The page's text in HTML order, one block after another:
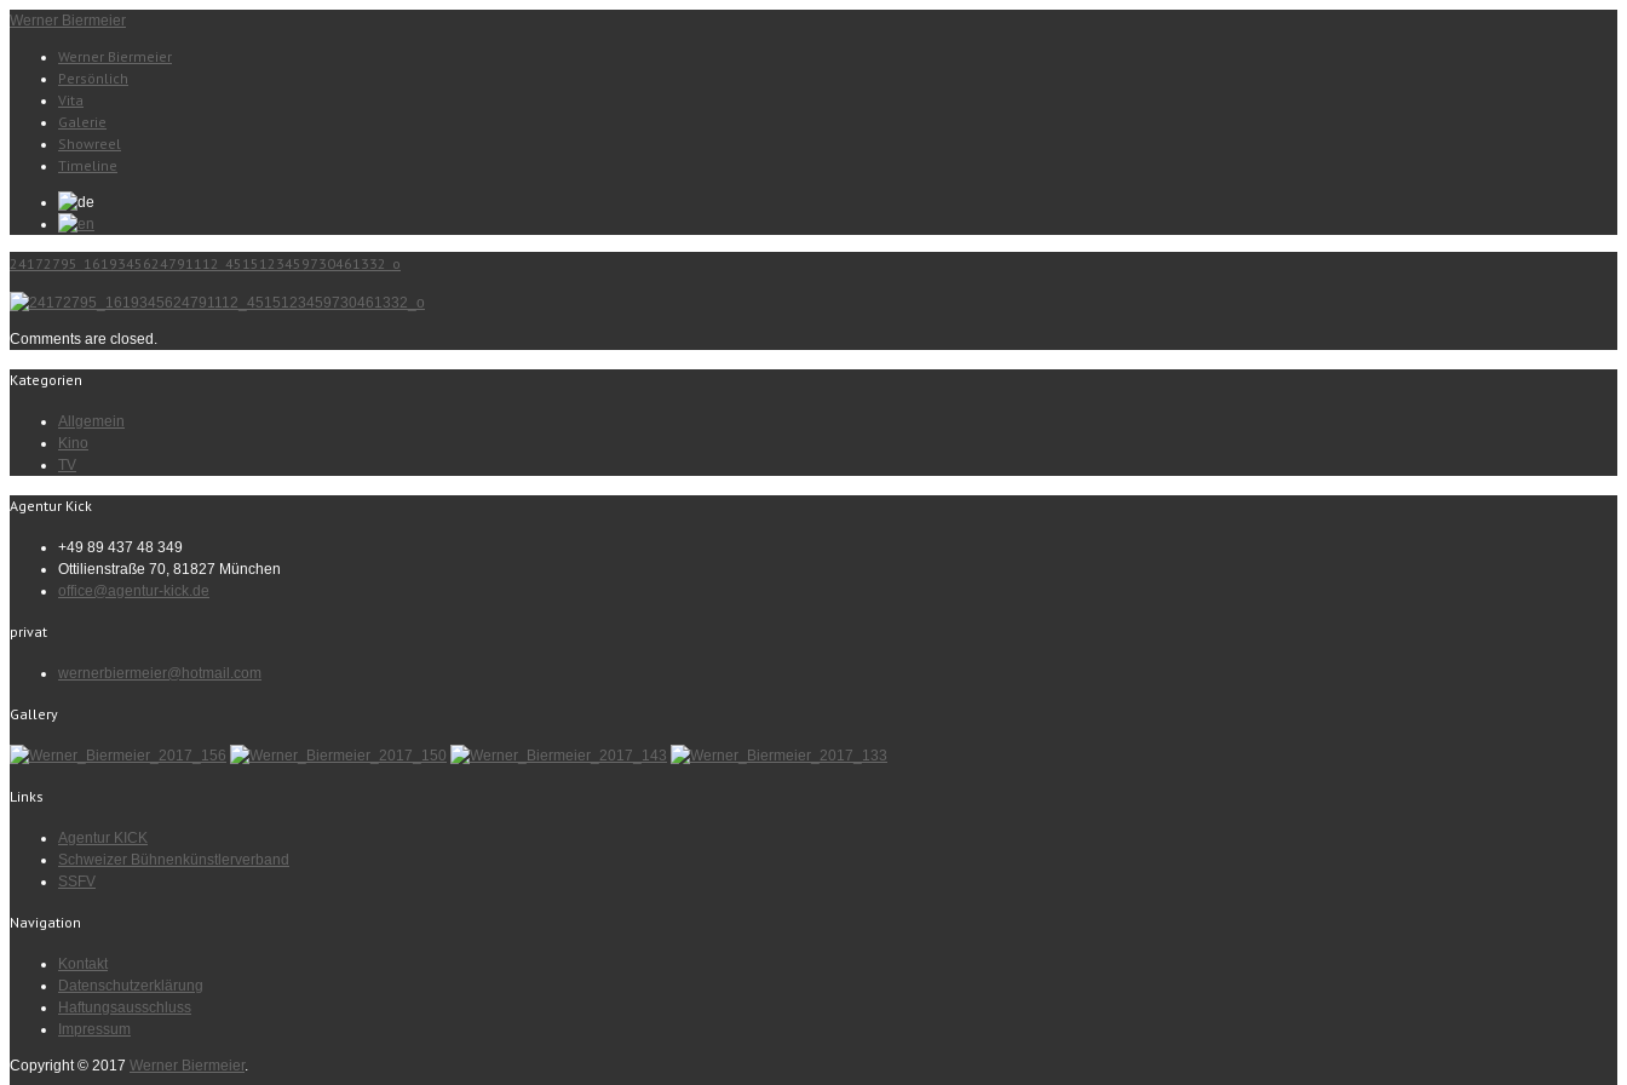
Werner Biermeier
Werner Biermeier
Persönlich
Vita
Galerie
Showreel
Timeline
24172795_1619345624791112_4515123459730461332_o
Comments are closed.
Kategorien
Allgemein
Kino
TV
Agentur Kick
+49 89 437 48 349
Ottilienstraße 70, 81827 München
office@agentur-kick.de
privat
wernerbiermeier@hotmail.com
Gallery
Links
Agentur KICK
Schweizer Bühnenkünstlerverband
SSFV
Navigation
Kontakt
Datenschutzerklärung
Haftungsausschluss
Impressum
Copyright © 2017 Werner Biermeier.